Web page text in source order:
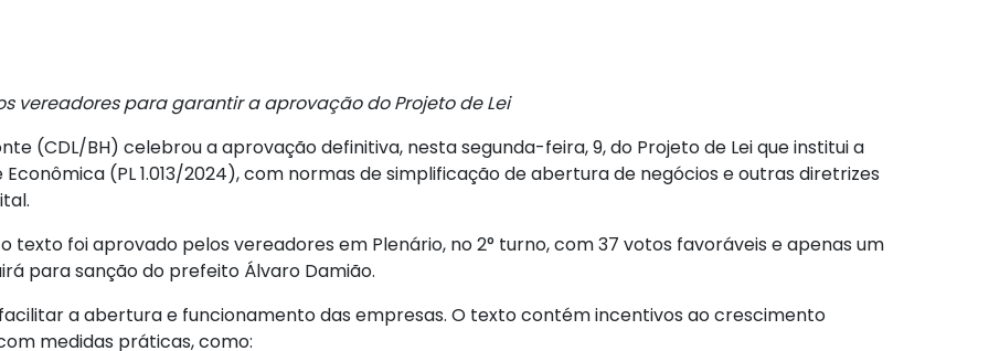
vereadores para garantir a aprovação do Projeto de Lei
(CDL/BH) celebrou a aprovação definitiva, nesta segunda-feira, 9, do Projeto de Lei que institui a
(PL 1.013/2024), com normas de simplificação de abertura de negócios e outras diretrizes
texto foi aprovado pelos vereadores em Plenário, no 2° turno, com 37 votos favoráveis e apenas um
para sanção do prefeito Álvaro Damião.
a abertura e funcionamento das empresas. O texto contém incentivos ao crescimento
medidas práticas, como: